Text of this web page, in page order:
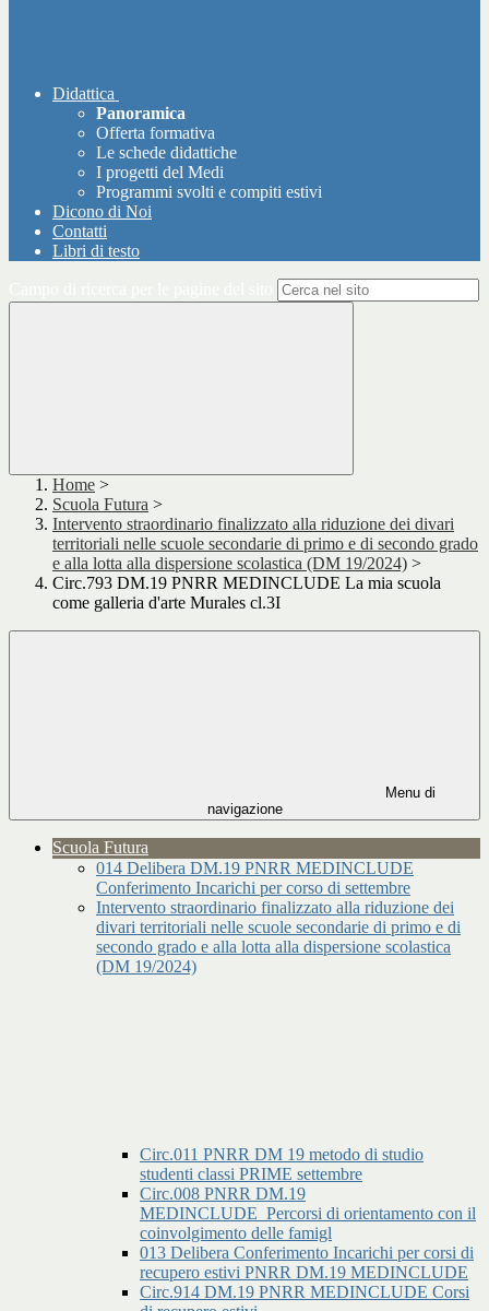
Didattica
Panoramica
Offerta formativa
Le schede didattiche
I progetti del Medi
Programmi svolti e compiti estivi
Dicono di Noi
Contatti
Libri di testo
Home >
Scuola Futura >
Intervento straordinario finalizzato alla riduzione dei divari
territoriali nelle scuole secondarie di primo e di secondo grado
e alla lotta alla dispersione scolastica (DM 19/2024) >
Circ.793 DM.19 PNRR MEDINCLUDE La mia scuola
come galleria d'arte Murales cl.3I
Menu di
navigazione
Scuola Futura
014 Delibera DM.19 PNRR MEDINCLUDE
Conferimento Incarichi per corso di settembre
Intervento straordinario finalizzato alla riduzione dei
divari territoriali nelle scuole secondarie di primo e di
secondo grado e alla lotta alla dispersione scolastica
(DM 19/2024)
Circ.011 PNRR DM 19 metodo di studio
studenti classi PRIME settembre
Circ.008 PNRR DM.19
MEDINCLUDE_Percorsi di orientamento con il
coinvolgimento delle famigl
013 Delibera Conferimento Incarichi per corsi di
recupero estivi PNRR DM.19 MEDINCLUDE
Circ.914 DM.19 PNRR MEDINCLUDE Corsi